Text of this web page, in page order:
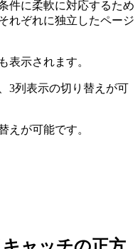
件に柔軟に対応するため
れぞれに独立したページ
表示されます。
3列表示の切り替えが可
えが可能です。